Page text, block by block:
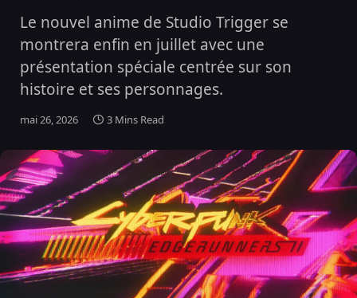
Le nouvel anime de Studio Trigger se
montrera enfin en juillet avec une
présentation spéciale centrée sur son
histoire et ses personnages.
mai 26, 2026 3 Mins Read